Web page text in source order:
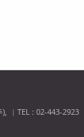
| TEL : 02-443-2923